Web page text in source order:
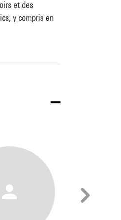
et des
y compris en